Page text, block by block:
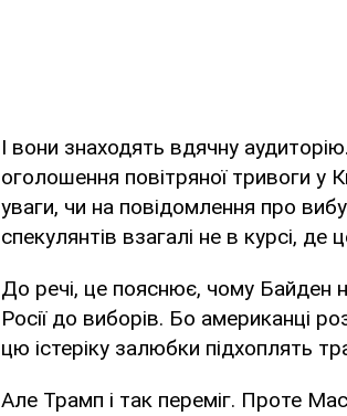
І вони знаходять вдячну
оголошення повітряної тривоги у
уваги, чи на повідомлення про
спекулянтів взагалі не в курсі, де
До речі, це пояснює, чому Байден
Росії до виборів. Бо американці
цю істеріку залюбки підхоплять
Але Трамп і так переміг. Проте